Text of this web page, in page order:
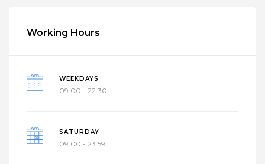
Working Hours
WEEKDAYS
09:00 - 22:30
SATURDAY
09:00 - 23:59